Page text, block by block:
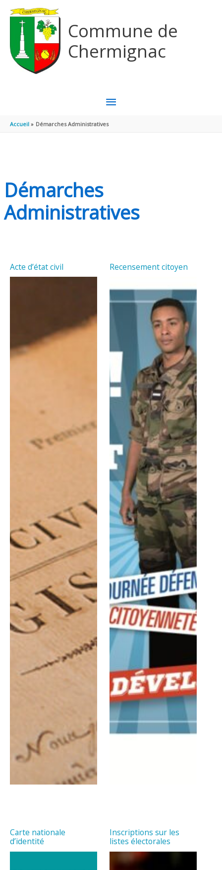
Commune de
Chermignac
MENU
PRINCIPAL
Accueil Démarches Administratives
Démarches
Administratives
Acte d’état civil Recensement citoyen
Carte nationale
d’identité
Inscriptions sur les
listes électorales